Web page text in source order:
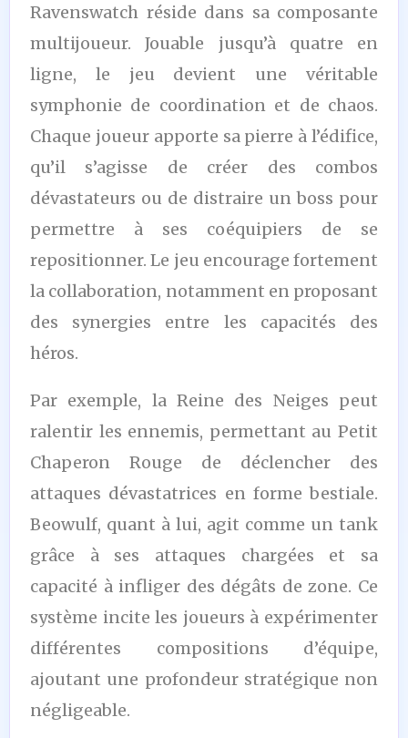
Ravenswatch réside dans sa composante
multijoueur. Jouable jusqu’à quatre en
ligne, le jeu devient une véritable
symphonie de coordination et de chaos.
Chaque joueur apporte sa pierre à l’édifice,
qu’il s’agisse de créer des combos
dévastateurs ou de distraire un boss pour
permettre à ses coéquipiers de se
repositionner. Le jeu encourage fortement
la collaboration, notamment en proposant
des synergies entre les capacités des
héros.
Par exemple, la Reine des Neiges peut
ralentir les ennemis, permettant au Petit
Chaperon Rouge de déclencher des
attaques dévastatrices en forme bestiale.
Beowulf, quant à lui, agit comme un tank
grâce à ses attaques chargées et sa
capacité à infliger des dégâts de zone. Ce
système incite les joueurs à expérimenter
différentes compositions d’équipe,
ajoutant une profondeur stratégique non
négligeable.